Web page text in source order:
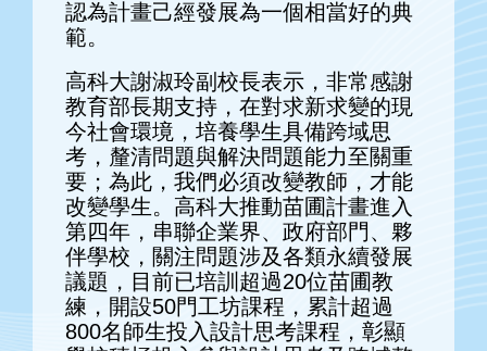
認為計畫己經發展為一個相當好的典
範。
高科大謝淑玲副校長表示，非常感謝
教育部長期支持，在對求新求變的現
今社會環境，培養學生具備跨域思
考，釐清問題與解決問題能力至關重
要；為此，我們必須改變教師，才能
改變學生。高科大推動苗圃計畫進入
第四年，串聯企業界、政府部門、夥
伴學校，關注問題涉及各類永續發展
議題，目前已培訓超過20位苗圃教
練，開設50門工坊課程，累計超過
800名師生投入設計思考課程，彰顯